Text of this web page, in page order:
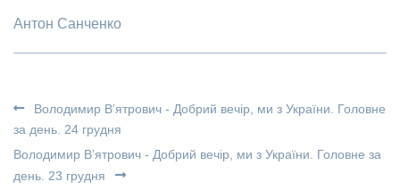
Антон Санченко
Володимир В’ятрович - Добрий вечір, ми з України. Головне
за день. 24 грудня
Володимир В’ятрович - Добрий вечір, ми з України. Головне за
день. 23 грудня